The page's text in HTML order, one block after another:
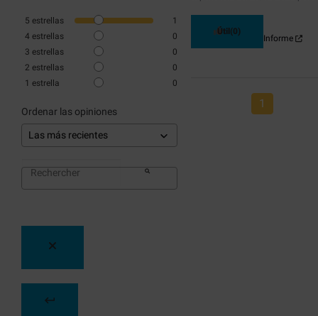
5 estrellas
1
4 estrellas
0
3 estrellas
0
2 estrellas
0
1 estrella 0
Ordenar las opiniones
Útil(0)
Informe
1